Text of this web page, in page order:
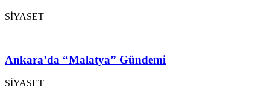
SİYASET
Ankara’da “Malatya” Gündemi
SİYASET